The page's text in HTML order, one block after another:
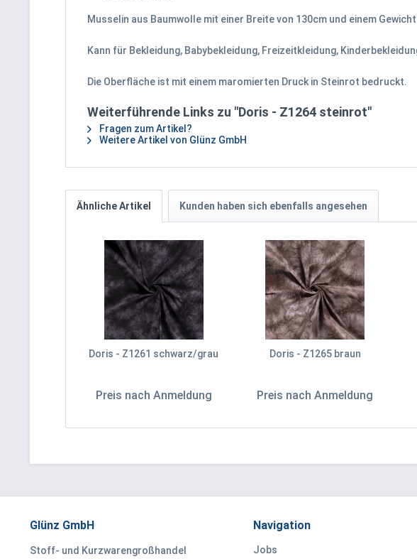
Musselin aus Baumwolle mit einer Breite von 130cm und einem
Kann für Bekleidung, Babybekleidung, Freizeitkleidung,
Die Oberfläche ist mit einem maromierten Druck in Steinrot bedruckt.
Weiterführende Links zu "Doris - Z1264 steinrot"
Fragen zum Artikel?
Weitere Artikel von Glünz GmbH
Ähnliche Artikel Kunden haben sich ebenfalls angesehen
Doris - Z1261 schwarz/grau
Preis nach Anmeldung
Doris - Z1265 braun
Preis nach Anmeldung
Glünz GmbH
Stoff- und Kurzwarengroßhandel
Navigation
Jobs